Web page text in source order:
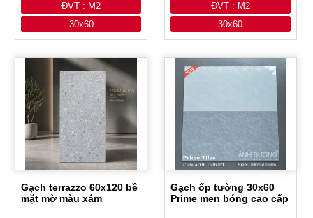
ĐVT : M2
30x60
ĐVT : M2
30x60
Gạch terrazzo 60x120 bề
mặt mờ màu xám
Gạch ốp tường 30x60
Prime men bóng cao cấp